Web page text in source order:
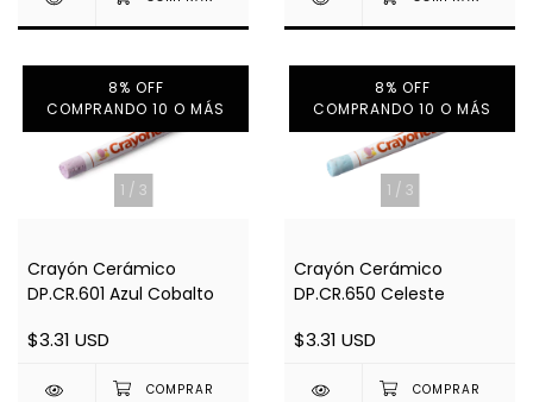
1 / 3
8% OFF
COMPRANDO 10 O MÁS
Crayón Cerámico
DP.CR.601 Azul Cobalto
$3.31 USD
1 / 3
8% OFF
COMPRANDO 10 O MÁS
Crayón Cerámico
DP.CR.650 Celeste
$3.31 USD